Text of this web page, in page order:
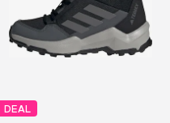
DEAL